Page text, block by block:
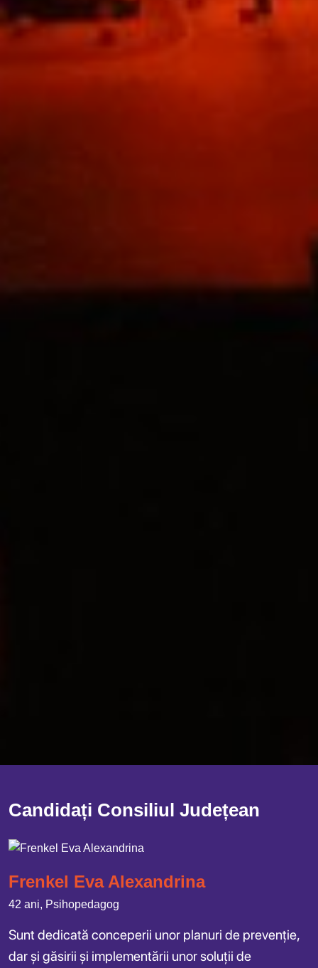
Candidați Consiliul Județean
Frenkel Eva Alexandrina
42 ani, Psihopedagog
Sunt dedicată conceperii unor planuri de prevenție,
dar și găsirii și implementării unor soluții de